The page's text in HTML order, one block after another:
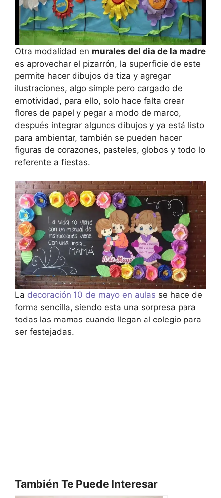
Otra modalidad en murales del dia de la madre
es aprovechar el pizarrón, la superficie de este
permite hacer dibujos de tiza y agregar
ilustraciones, algo simple pero cargado de
emotividad, para ello, solo hace falta crear
flores de papel y pegar a modo de marco,
después integrar algunos dibujos y ya está listo
para ambientar, también se pueden hacer
figuras de corazones, pasteles, globos y todo lo
referente a fiestas.
La decoración 10 de mayo en aulas se hace de
forma sencilla, siendo esta una sorpresa para
todas las mamas cuando llegan al colegio para
ser festejadas.
También Te Puede Interesar